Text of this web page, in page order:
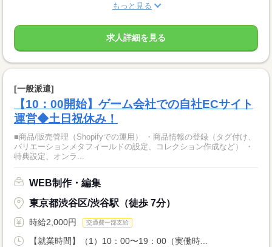
もっと見る
求人詳細を見る
[一般派遣]
【10：00開始】ゲーム会社での自社ECサイト
運営◆土日祝休み！
■商品/販売管理（Shopifyでの運用） ・商品情報の登録（タグ付け、
バリエーションメタフィールドの設定、コレクション作成など） ・
特典設定、オンラ...
WEB制作・編集
東京都渋谷区/渋谷駅（徒歩 7分）
時給2,000円 交通費一部支給
【就業時間】（1）10：00〜19：00（実働時...